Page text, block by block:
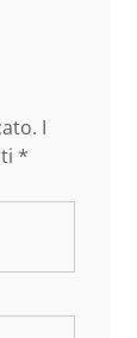
I
*